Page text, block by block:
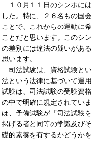
１０月１１日のシンポに
した。特に、２６名もの国
ことで、これからの運動に
ことだと思います。このシ
の差別には違法の疑いがあ
思います。
司法試験は、資格試験と
法という法律に基づいて運
試験は、司法試験の受験資
の中で明確に規定されてい
は、予備試験が「司法試験
掲げる者と同等の学識及び
礎的素養を有するかどうか